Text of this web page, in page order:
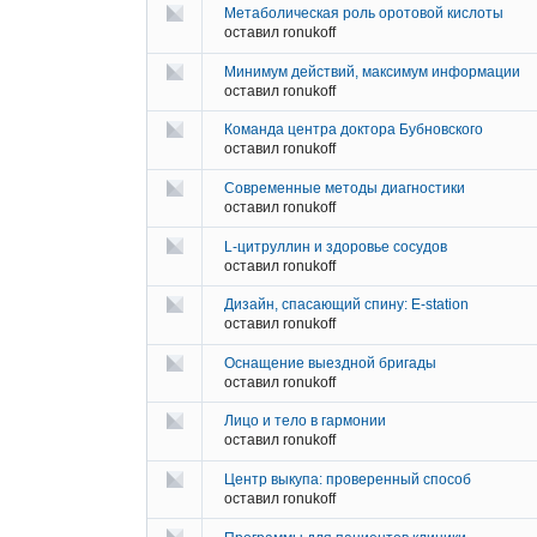
Метаболическая роль оротовой кислоты
оставил ronukoff
Минимум действий, максимум информации
оставил ronukoff
Команда центра доктора Бубновского
оставил ronukoff
Современные методы диагностики
оставил ronukoff
L-цитруллин и здоровье сосудов
оставил ronukoff
Дизайн, спасающий спину: E-station
оставил ronukoff
Оснащение выездной бригады
оставил ronukoff
Лицо и тело в гармонии
оставил ronukoff
Центр выкупа: проверенный способ
оставил ronukoff